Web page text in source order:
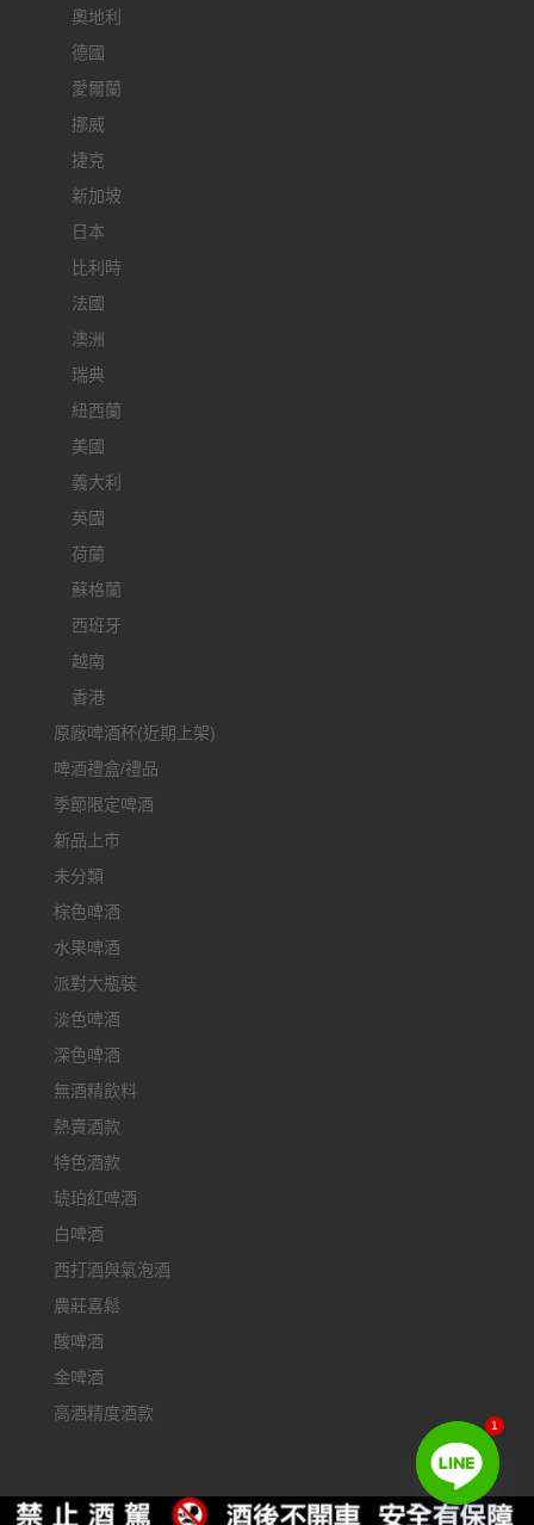
奧地利
德國
愛爾蘭
挪威
捷克
新加坡
日本
比利時
法國
澳洲
瑞典
紐西蘭
美國
義大利
英國
荷蘭
蘇格蘭
西班牙
越南
香港
原廠啤酒杯(近期上架)
啤酒禮盒/禮品
季節限定啤酒
新品上市
未分類
棕色啤酒
水果啤酒
派對大瓶裝
淡色啤酒
深色啤酒
無酒精飲料
熱賣酒款
特色酒款
琥珀紅啤酒
白啤酒
西打酒與氣泡酒
農莊喜鬆
酸啤酒
金啤酒
高酒精度酒款
1